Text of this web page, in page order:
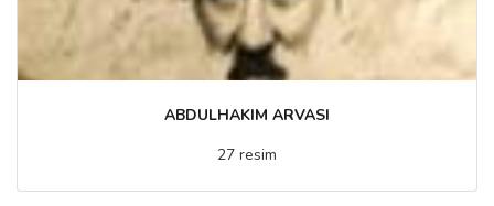
ABDULHAKIM ARVASI
27 resim